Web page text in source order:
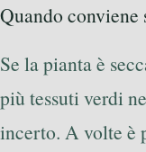
Quando
Se la pianta è
più tessuti verdi
incerto. A volte è